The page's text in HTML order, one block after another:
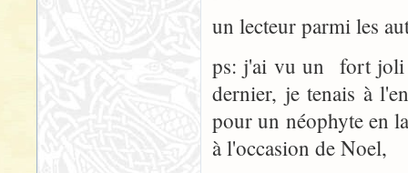
un lecteur parmi les
ps: j'ai vu un fort joli
dernier, je tenais à
pour un néophyte en
à l'occasion de Noel,